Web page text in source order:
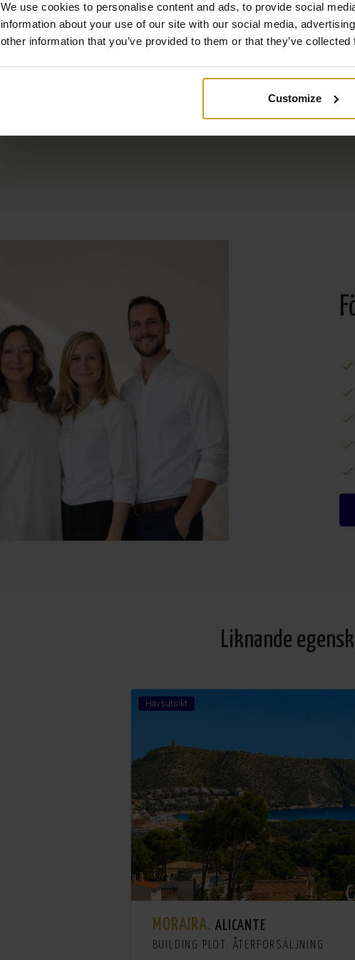
We use cookies to personalise content and ads, to provide social
information about your use of our site with our social media,
other information that you’ve provided to them or that they’ve
Customize
Liknande
Havsutsikt
MORAIRA. ALICANTE
BUILDING PLOT. ÅTERFÖRSÄLJNING